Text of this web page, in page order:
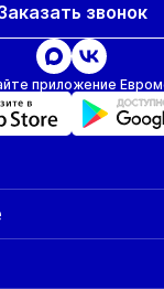
звонок
приложение